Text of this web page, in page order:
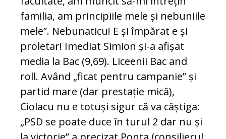
familia, am principiile mele și nebuniile
mele”. Nebunaticu! E și împărat e și
proletar! Imediat Simion și-a afișat
media la Bac (9,69). Liceenii Bac and
roll. Având „ficat pentru campanie” și
partid mare (dar prestație mică),
Ciolacu nu e totuși sigur că va câștiga:
„PSD se poate duce în turul 2 dar nu și